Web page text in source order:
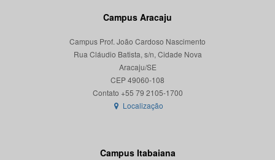
Campus Aracaju
Campus Prof. João Cardoso Nascimento
Rua Cláudio Batista, s/n, Cidade Nova
Aracaju/SE
CEP 49060-108
Localização
Campus Itabaiana